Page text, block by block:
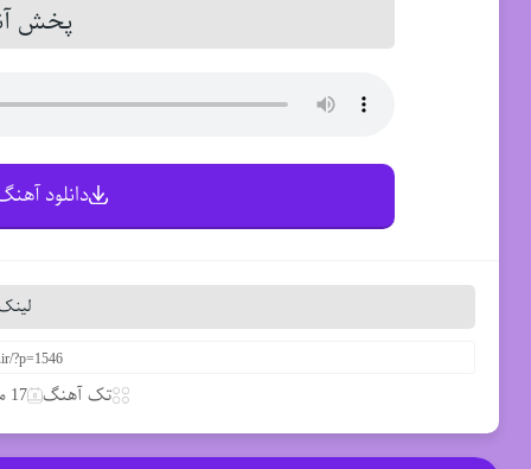
پخش
دانلود
تک آهنگ 17 مارس 2020